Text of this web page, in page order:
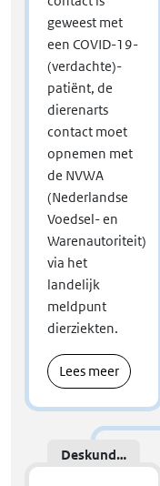
geweest met
een COVID-19-
(verdachte)-
patiënt, de
dierenarts
contact moet
opnemen met
de NVWA
(Nederlandse
Voedsel- en
Warenautoriteit)
via het
landelijk
meldpunt
dierziekten.
Lees meer
Deskundigenberaad zoönose